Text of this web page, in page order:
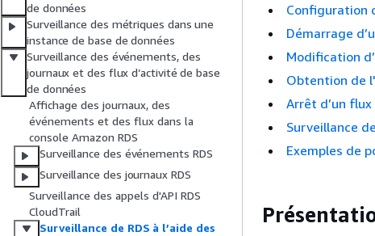
de données
Surveillance des métriques dans une
instance de base de données
Surveillance des événements, des
journaux et des flux d’activité de base
de données
Affichage des journaux, des
événements et des flux dans la
console Amazon RDS
Surveillance des événements RDS
Surveillance des journaux RDS
Surveillance des appels d'API RDS
CloudTrail
Surveillance de RDS à l’aide des
Configuration
Démarrage
Modification
Obtention de
Arrêt d’un
Surveillance
Exemples de